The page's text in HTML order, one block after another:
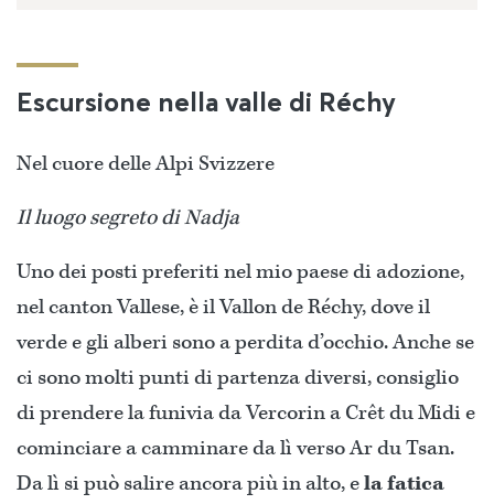
Escursione nella valle di Réchy
Nel cuore delle Alpi Svizzere
Il luogo segreto di Nadja
Uno dei posti preferiti nel mio paese di adozione,
nel canton Vallese, è il Vallon de Réchy, dove il
verde e gli alberi sono a perdita d’occhio. Anche se
ci sono molti punti di partenza diversi, consiglio
di prendere la funivia da Vercorin a Crêt du Midi e
cominciare a camminare da lì verso Ar du Tsan.
Da lì si può salire ancora più in alto, ela fatica